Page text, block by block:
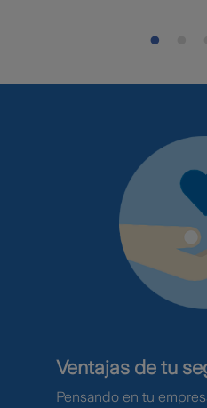
Ventajas de tu
Pensando en tu